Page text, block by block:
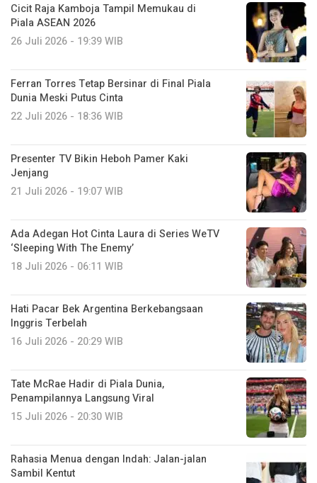
Cicit Raja Kamboja Tampil Memukau di
Piala ASEAN 2026
26 Juli 2026 - 19:39 WIB
Ferran Torres Tetap Bersinar di Final Piala
Dunia Meski Putus Cinta
22 Juli 2026 - 18:36 WIB
Presenter TV Bikin Heboh Pamer Kaki
Jenjang
21 Juli 2026 - 19:07 WIB
Ada Adegan Hot Cinta Laura di Series WeTV
‘Sleeping With The Enemy’
18 Juli 2026 - 06:11 WIB
Hati Pacar Bek Argentina Berkebangsaan
Inggris Terbelah
16 Juli 2026 - 20:29 WIB
Tate McRae Hadir di Piala Dunia,
Penampilannya Langsung Viral
15 Juli 2026 - 20:30 WIB
Rahasia Menua dengan Indah: Jalan-jalan
Sambil Kentut